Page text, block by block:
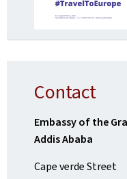
Contact
Embassy of the
Addis Ababa
Cape verde Street